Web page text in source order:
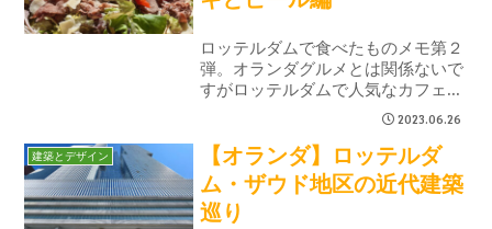
ロッテルダムで食べたものメモ第２
弾。オランダグルメとは関係ないで
すがロッテルダムで人気なカフェや
美味しそうなレストランに立ち寄っ
てくるシリーズ。今年はイタリアン
サンドイッチと抹茶のロールケーキ
とクラフトビールを食べてきまし
た。
2023.06.26
建築とデザイン
【オランダ】ロッテルダ
ム・ザウド地区の近代建築
巡り